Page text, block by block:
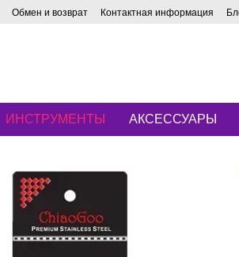
Обмен и возврат Контактная информация
ИНСТРУМЕНТЫ АКСЕССУАРЫ